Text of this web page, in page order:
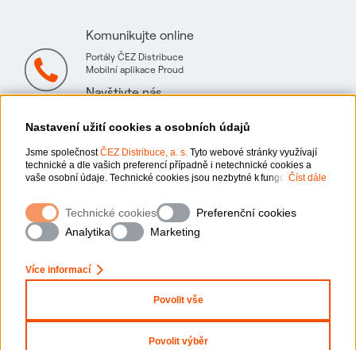
Nastavení užití cookies a osobních údajů
Jsme společnostČEZ Distribuce, a. s. Tyto webové stránky využívají
technické a dle vašich preferencí případně i netechnické cookies a
vaše osobní údaje. Technické cookies jsou nezbytné k fungování
webové stránky vašim preferencím, k personalizaci reklam a analytice.
Pro sběr a zpracování netechnických cookies a vašich osobních údajů,
nám můžete udělit souhlas. Bližší informace o vašich právech,
zpracování osobních údajů, včetně možnosti odvolání udělených
Číst dále
Technické cookies
Preferenční cookies
Analytika
Marketing
Více informací
Povolit vše
Povolit výběr
Komunikujte online
Portály ČEZ Distribuce
Mobilní aplikace Proud
Navštivte nás
Ochrana osobních údajů
Mapa stránek